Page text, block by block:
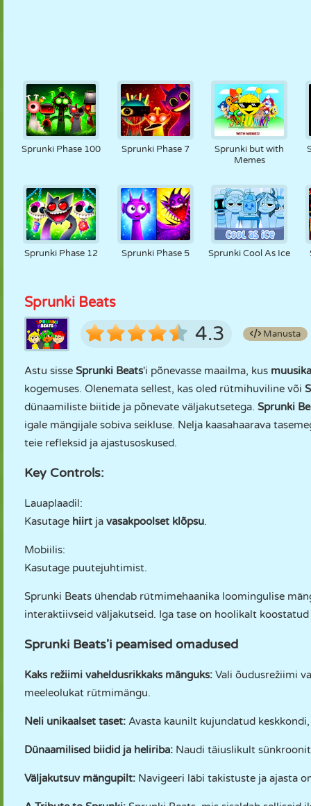
Sprunki Phase 100 Sprunki Phase 7
Sprunki but with
Memes
Sprunki Phase 12 Sprunki Phase 5 Sprunki Cool As Ice
Sprunki Beats
4.3 Manusta
Astu sisse Sprunki Beats'i põnevasse maailma, kus muusika
kogemuses. Olenemata sellest, kas oled rütmihuviline või
dünaamiliste biitide ja põnevate väljakutsetega. Sprunki
igale mängijale sobiva seikluse. Nelja kaasahaarava
teie refleksid ja ajastusoskused.
Key Controls:
Lauaplaadil:
Kasutage hiirt ja vasakpoolset klõpsu.
Mobiilis:
Kasutage puutejuhtimist.
Sprunki Beats ühendab rütmimehaanika loomingulise
interaktiivseid väljakutseid. Iga tase on hoolikalt
Sprunki Beats'i peamised omadused
Kaks režiimi vaheldusrikkaks mänguks: Vali õudusrežiimi
meeleolukat rütmimängu.
Neli unikaalset taset: Avasta kaunilt kujundatud
Dünaamilised biidid ja heliriba: Naudi täiuslikult
Väljakutsuv mängupilt: Navigeeri läbi takistuste ja ajasta